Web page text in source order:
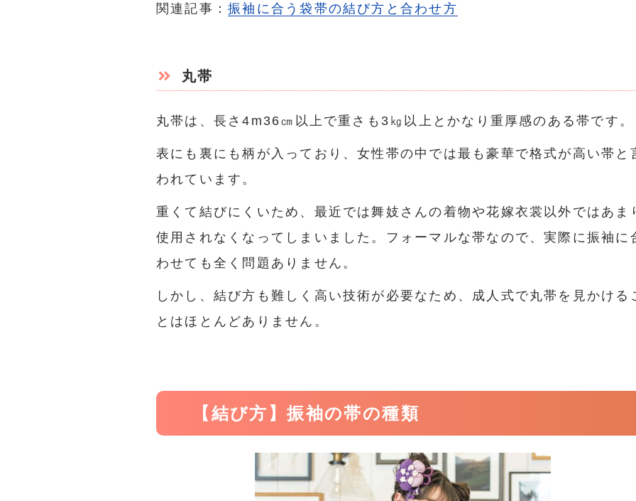
関連記事：振袖に合う袋帯の結び方と合わせ方
丸帯
丸帯は、長さ4m36㎝以上で重さも3㎏以上とかなり重厚感のある帯です。
表にも裏にも柄が入っており、女性帯の中では最も豪華で格式が高い帯と
われています。
重くて結びにくいため、最近では舞妓さんの着物や花嫁衣裳以外ではあま
使用されなくなってしまいました。フォーマルな帯なので、実際に振袖に
わせても全く問題ありません。
しかし、結び方も難しく高い技術が必要なため、成人式で丸帯を見かける
とはほとんどありません。
【結び方】振袖の帯の種類